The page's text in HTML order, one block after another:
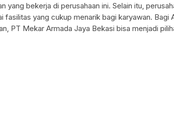
yang bekerja di perusahaan ini. Selain itu,
fasilitas yang cukup menarik bagi karyawan. Bagi
PT Mekar Armada Jaya Bekasi bisa menjadi